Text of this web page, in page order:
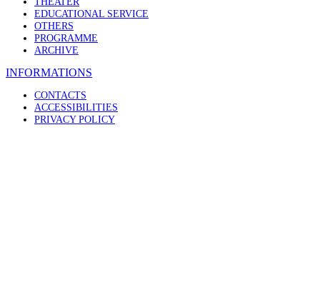
EDUCATIONAL SERVICE
OTHERS
PROGRAMME
ARCHIVE
INFORMATIONS
CONTACTS
ACCESSIBILITIES
PRIVACY POLICY